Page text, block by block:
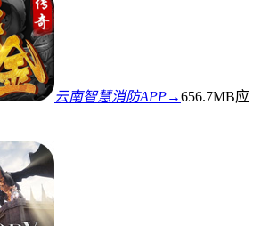
云南智慧消防APP→656.7MB应